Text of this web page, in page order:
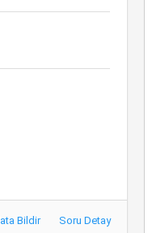
Bildir Soru Detay